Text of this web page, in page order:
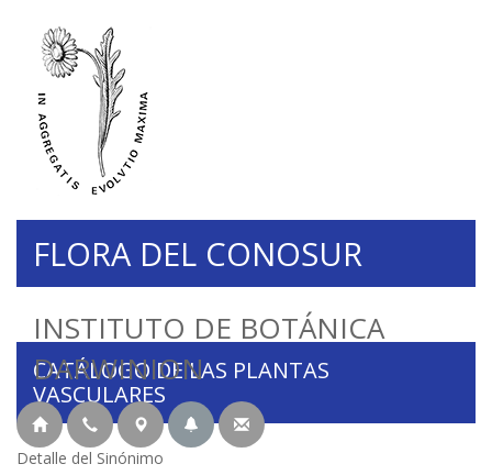
INSTITUTO DE BOTÁNICA
DARWINION
FLORA DEL CONOSUR
CATÁLOGO DE LAS PLANTAS
VASCULARES
Detalle del Sinónimo